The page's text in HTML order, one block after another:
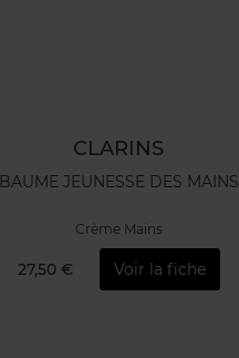
CLARINS
BAUME JEUNESSE DES MAINS
Crème Mains
27,50 € Voir la fiche